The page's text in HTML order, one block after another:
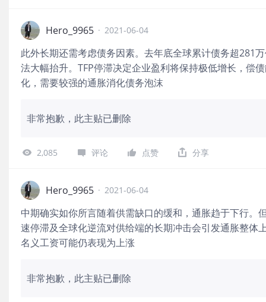
Hero_9965 · 2021-06-04
此外长期还需考虑债务因素。去年底全球累计债务超281
法大幅抬升。TFP停滞决定企业盈利将保持极低增长，偿
化，需要较强的通胀消化债务泡沫
非常抱歉，此主贴已删除
2,085 评论 点赞 分享
Hero_9965 · 2021-06-04
中期确实如你所言随着供需缺口的缓和，通胀趋于下行。
速停滞及全球化逆流对供给端的长期冲击会引发通胀整体
名义工资可能仍表现为上涨
非常抱歉，此主贴已删除